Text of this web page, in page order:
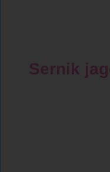
Sernik